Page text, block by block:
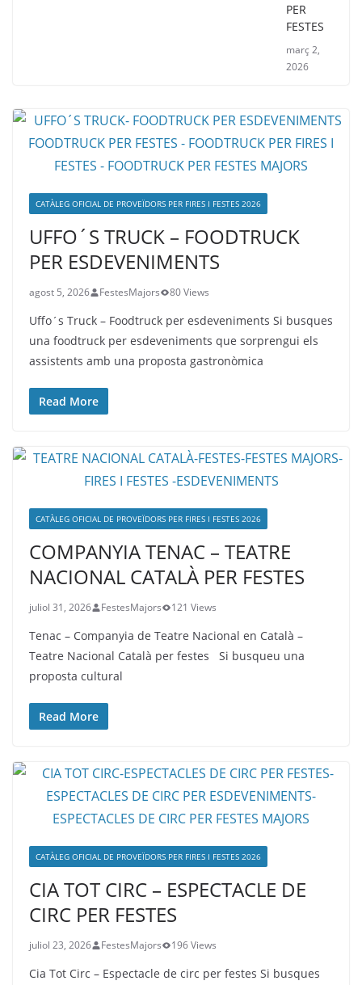
PER
FESTES
març 2,
2026
CATÀLEG OFICIAL DE PROVEÏDORS PER FIRES I FESTES 2026
UFFO´S TRUCK – FOODTRUCK
PER ESDEVENIMENTS
agost 5, 2026 FestesMajors 80 Views
Uffo´s Truck – Foodtruck per esdeveniments Si busques
una foodtruck per esdeveniments que sorprengui els
assistents amb una proposta gastronòmica
Read More
CATÀLEG OFICIAL DE PROVEÏDORS PER FIRES I FESTES 2026
COMPANYIA TENAC – TEATRE
NACIONAL CATALÀ PER FESTES
juliol 31, 2026 FestesMajors 121 Views
Tenac – Companyia de Teatre Nacional en Català –
Teatre Nacional Català per festes Si busqueu una
proposta cultural
Read More
CATÀLEG OFICIAL DE PROVEÏDORS PER FIRES I FESTES 2026
CIA TOT CIRC – ESPECTACLE DE
CIRC PER FESTES
juliol 23, 2026 FestesMajors 196 Views
Cia Tot Circ – Espectacle de circ per festes Si busques